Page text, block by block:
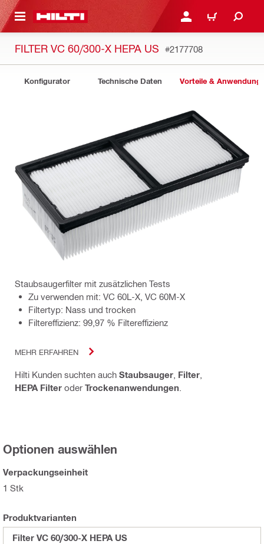
ANMELDEN ODER
WARENKORB
FILTER VC 60/300-X HEPA US #2177708
Konfigurator Technische Daten Vorteile &
Staubsaugerfilter mit zusätzlichen Tests
Zu verwenden mit: VC 60L-X, VC 60M-X
Filtertyp: Nass und trocken
Filtereffizienz: 99,97 % Filtereffizienz
MEHR ERFAHREN
Hilti Kunden suchten auch Staubsauger Filter
HEPA Filter oder Trockenanwendungen
Optionen auswählen
Verpackungseinheit
1 Stk
Produktvarianten
Filter VC 60/300-X HEPA US